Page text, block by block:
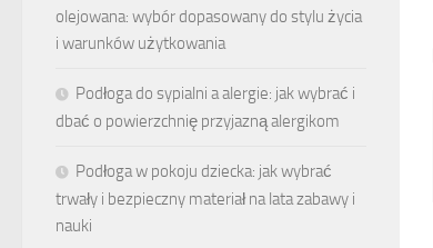
olejowana: wybór dopasowany do stylu życia
i warunków użytkowania
Podłoga do sypialni a alergie: jak wybrać i
dbać o powierzchnię przyjazną alergikom
Podłoga w pokoju dziecka: jak wybrać
trwały i bezpieczny materiał na lata zabawy i
nauki